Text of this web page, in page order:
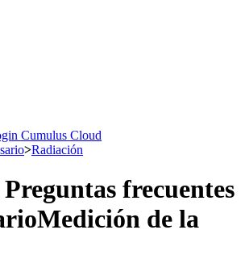
Cumulus Cloud
>Radiación
frecuentes
Medición de la